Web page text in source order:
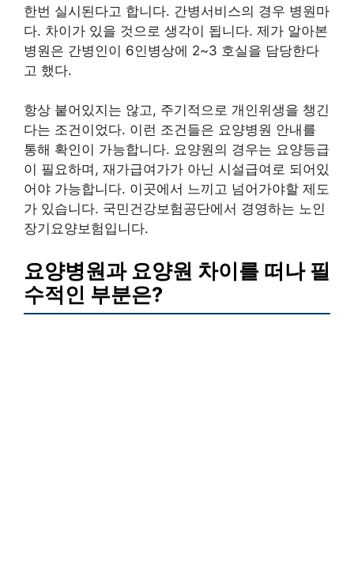
한번 실시된다고 합니다. 간병서비스의 경우 병원마
다. 차이가 있을 것으로 생각이 됩니다. 제가 알아본
병원은 간병인이 6인병상에 2~3 호실을 담당한다
고 했다.
항상 붙어있지는 않고, 주기적으로 개인위생을 챙긴
다는 조건이었다. 이런 조건들은 요양병원 안내를
통해 확인이 가능합니다. 요양원의 경우는 요양등급
이 필요하며, 재가급여가가 아닌 시설급여로 되어있
어야 가능합니다. 이곳에서 느끼고 넘어가야할 제도
가 있습니다. 국민건강보험공단에서 경영하는 노인
장기요양보험입니다.
요양병원과 요양원 차이를 떠나 필
수적인 부분은?